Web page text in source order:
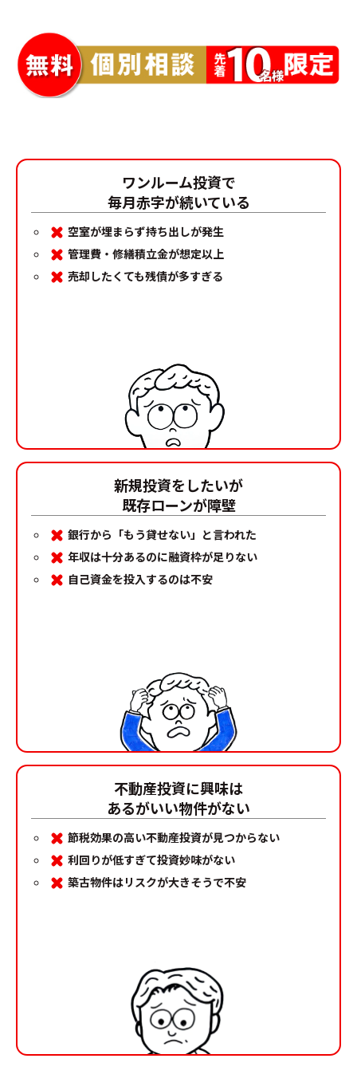
ワンルーム投資で
毎月赤字が続いている
空室が埋まらず持ち出しが発生
管理費・修繕積立金が想定以上
売却したくても残債が多すぎる
新規投資をしたいが
既存ローンが障壁
銀行から「もう貸せない」と言われた
年収は十分あるのに融資枠が足りない
自己資金を投入するのは不安
不動産投資に興味は
あるがいい物件がない
節税効果の高い不動産投資が見つからない
利回りが低すぎて投資妙味がない
築古物件はリスクが大きそうで不安